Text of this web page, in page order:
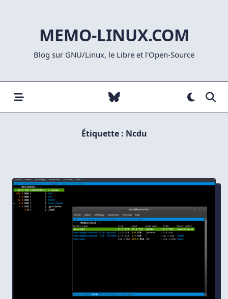
MEMO-LINUX.COM
Blog sur GNU/Linux, le Libre et l'Open-Source
Étiquette : Ncdu